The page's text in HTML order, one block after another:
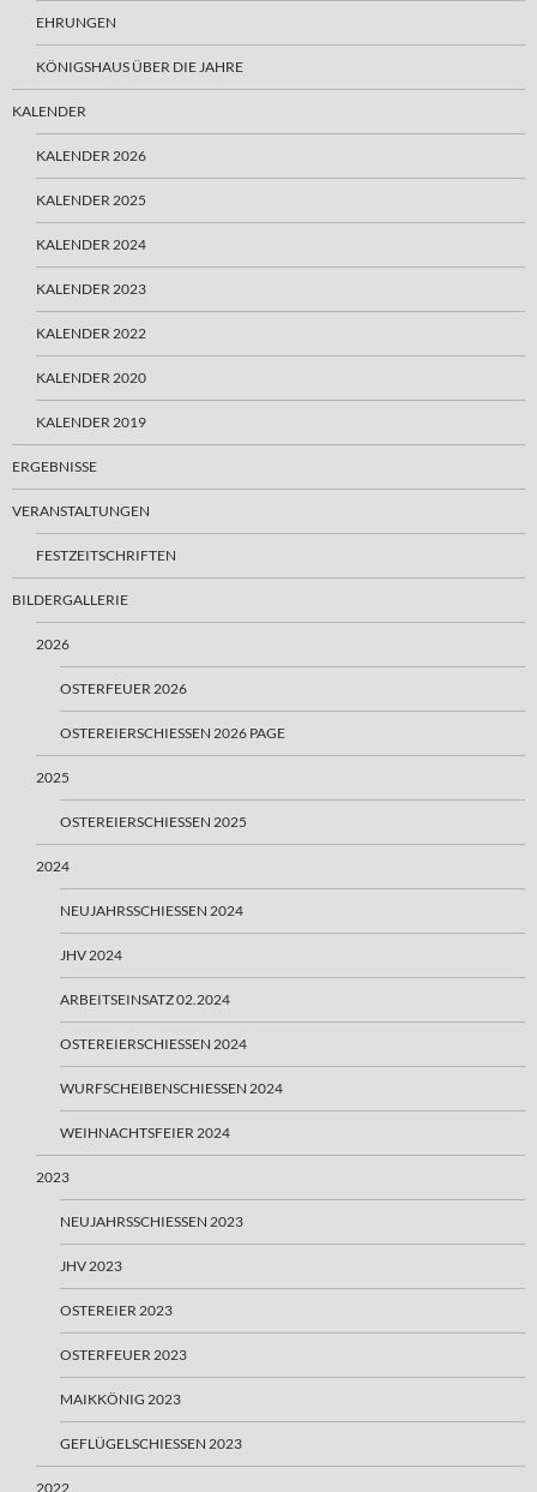
EHRUNGEN
KÖNIGSHAUS ÜBER DIE JAHRE
KALENDER
KALENDER 2026
KALENDER 2025
KALENDER 2024
KALENDER 2023
KALENDER 2022
KALENDER 2020
KALENDER 2019
ERGEBNISSE
VERANSTALTUNGEN
FESTZEITSCHRIFTEN
BILDERGALLERIE
2026
OSTERFEUER 2026
OSTEREIERSCHIESSEN 2026 PAGE
2025
OSTEREIERSCHIESSEN 2025
2024
NEUJAHRSSCHIESSEN 2024
JHV 2024
ARBEITSEINSATZ 02.2024
OSTEREIERSCHIESSEN 2024
WURFSCHEIBENSCHIESSEN 2024
WEIHNACHTSFEIER 2024
2023
NEUJAHRSSCHIESSEN 2023
JHV 2023
OSTEREIER 2023
OSTERFEUER 2023
MAIKKÖNIG 2023
GEFLÜGELSCHIESSEN 2023
2022